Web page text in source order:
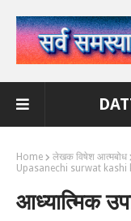
Home लेखक विषेश आत्मबोध
Upasanechi surwat kashi
आध्यात्मिक